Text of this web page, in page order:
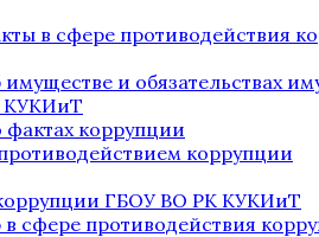
в сфере противодействия
имуществе и
КУКИиТ
коррупции
коррупции
ГБОУ ВО РК КУКИиТ
сфере противодействия